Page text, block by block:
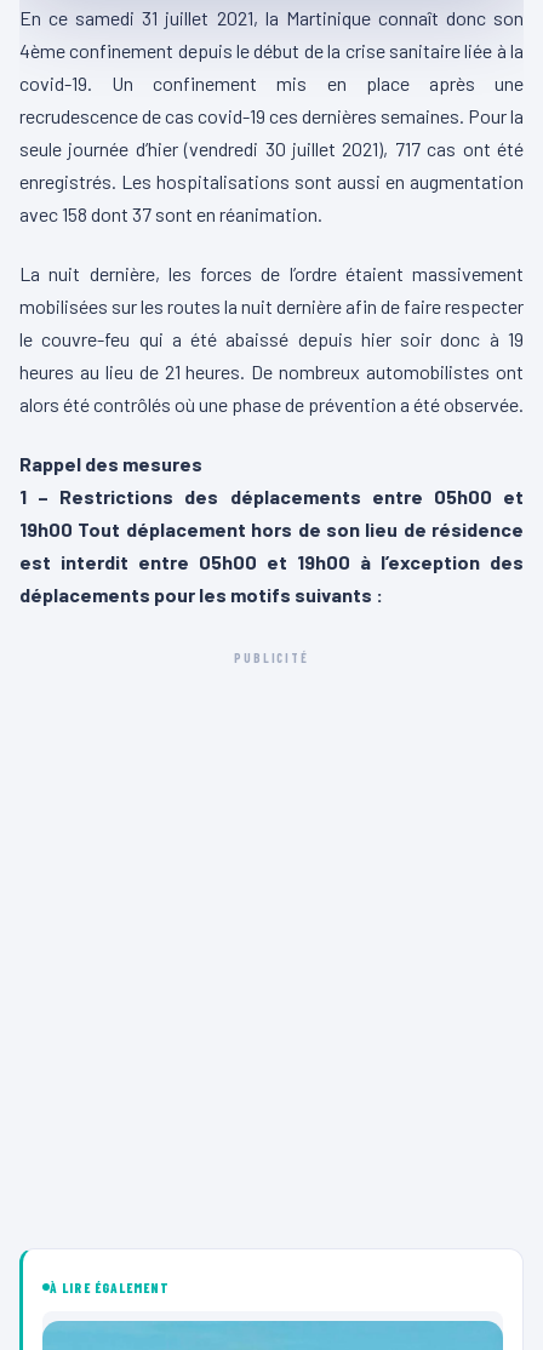
En ce samedi 31 juillet 2021, la Martinique connaît donc son
4ème confinement depuis le début de la crise sanitaire liée à la
covid-19. Un confinement mis en place après une
recrudescence de cas covid-19 ces dernières semaines. Pour la
seule journée d’hier (vendredi 30 juillet 2021), 717 cas ont été
enregistrés. Les hospitalisations sont aussi en augmentation
avec 158 dont 37 sont en réanimation.
La nuit dernière, les forces de l’ordre étaient massivement
mobilisées sur les routes la nuit dernière afin de faire respecter
le couvre-feu qui a été abaissé depuis hier soir donc à 19
heures au lieu de 21 heures. De nombreux automobilistes ont
alors été contrôlés où une phase de prévention a été observée.
Rappel des mesures
1 – Restrictions des déplacements entre 05h00 et
19h00 Tout déplacement hors de son lieu de résidence
est interdit entre 05h00 et 19h00 à l’exception des
déplacements pour les motifs suivants :
PUBLICITÉ
À LIRE ÉGALEMENT